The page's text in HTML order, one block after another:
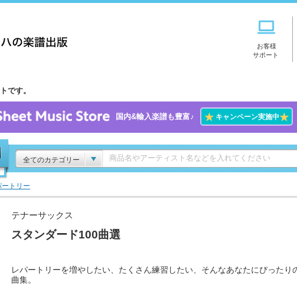
お客様
サポート
です。
国内&輸入楽譜も豊富♪ ★キャンペーン実施中★
全てのカテゴリー
トリー
テナーサックス
スタンダード100曲選
レパートリーを増やしたい、たくさん練習したい、そんなあなたにぴったり
曲集。